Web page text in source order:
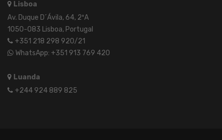
Lisboa
Av. Duque D´Ávila, 64, 2ºA
1050-083 Lisboa, Portugal
+351 218 298 920/21
WhatsApp: +351 913 769 420
Luanda
+244 924 889 825